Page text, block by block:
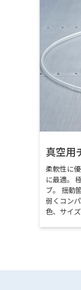
真空用
柔軟性に
に最適。
ブ。 揺動
弱くコン
色、サイズ